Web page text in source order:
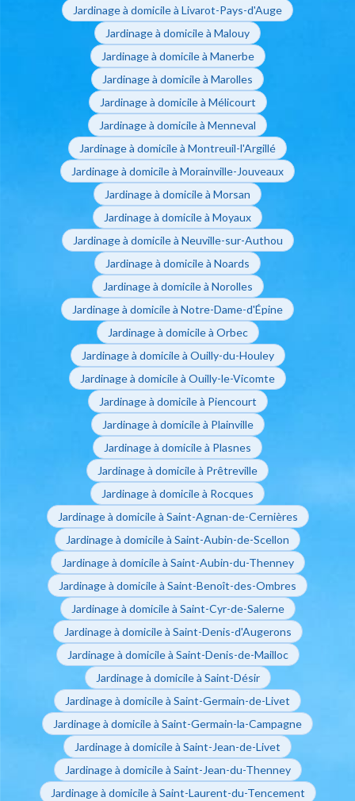
Jardinage à domicile à Livarot-Pays-d'Auge
Jardinage à domicile à Malouy
Jardinage à domicile à Manerbe
Jardinage à domicile à Marolles
Jardinage à domicile à Mélicourt
Jardinage à domicile à Menneval
Jardinage à domicile à Montreuil-l'Argillé
Jardinage à domicile à Morainville-Jouveaux
Jardinage à domicile à Morsan
Jardinage à domicile à Moyaux
Jardinage à domicile à Neuville-sur-Authou
Jardinage à domicile à Noards
Jardinage à domicile à Norolles
Jardinage à domicile à Notre-Dame-d'Épine
Jardinage à domicile à Orbec
Jardinage à domicile à Ouilly-du-Houley
Jardinage à domicile à Ouilly-le-Vicomte
Jardinage à domicile à Piencourt
Jardinage à domicile à Plainville
Jardinage à domicile à Plasnes
Jardinage à domicile à Prêtreville
Jardinage à domicile à Rocques
Jardinage à domicile à Saint-Agnan-de-Cernières
Jardinage à domicile à Saint-Aubin-de-Scellon
Jardinage à domicile à Saint-Aubin-du-Thenney
Jardinage à domicile à Saint-Benoît-des-Ombres
Jardinage à domicile à Saint-Cyr-de-Salerne
Jardinage à domicile à Saint-Denis-d'Augerons
Jardinage à domicile à Saint-Denis-de-Mailloc
Jardinage à domicile à Saint-Désir
Jardinage à domicile à Saint-Germain-de-Livet
Jardinage à domicile à Saint-Germain-la-Campagne
Jardinage à domicile à Saint-Jean-de-Livet
Jardinage à domicile à Saint-Jean-du-Thenney
Jardinage à domicile à Saint-Laurent-du-Tencement